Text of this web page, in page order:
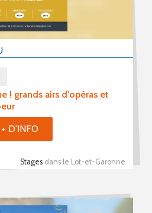
! grands airs d'opéras et
Stages dans le Lot-et-Garonne
+ D'INFO